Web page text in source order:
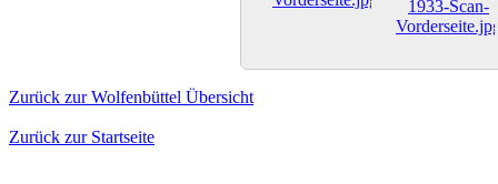
Zurück zur Wolfenbüttel Übersicht
Zurück zur Startseite